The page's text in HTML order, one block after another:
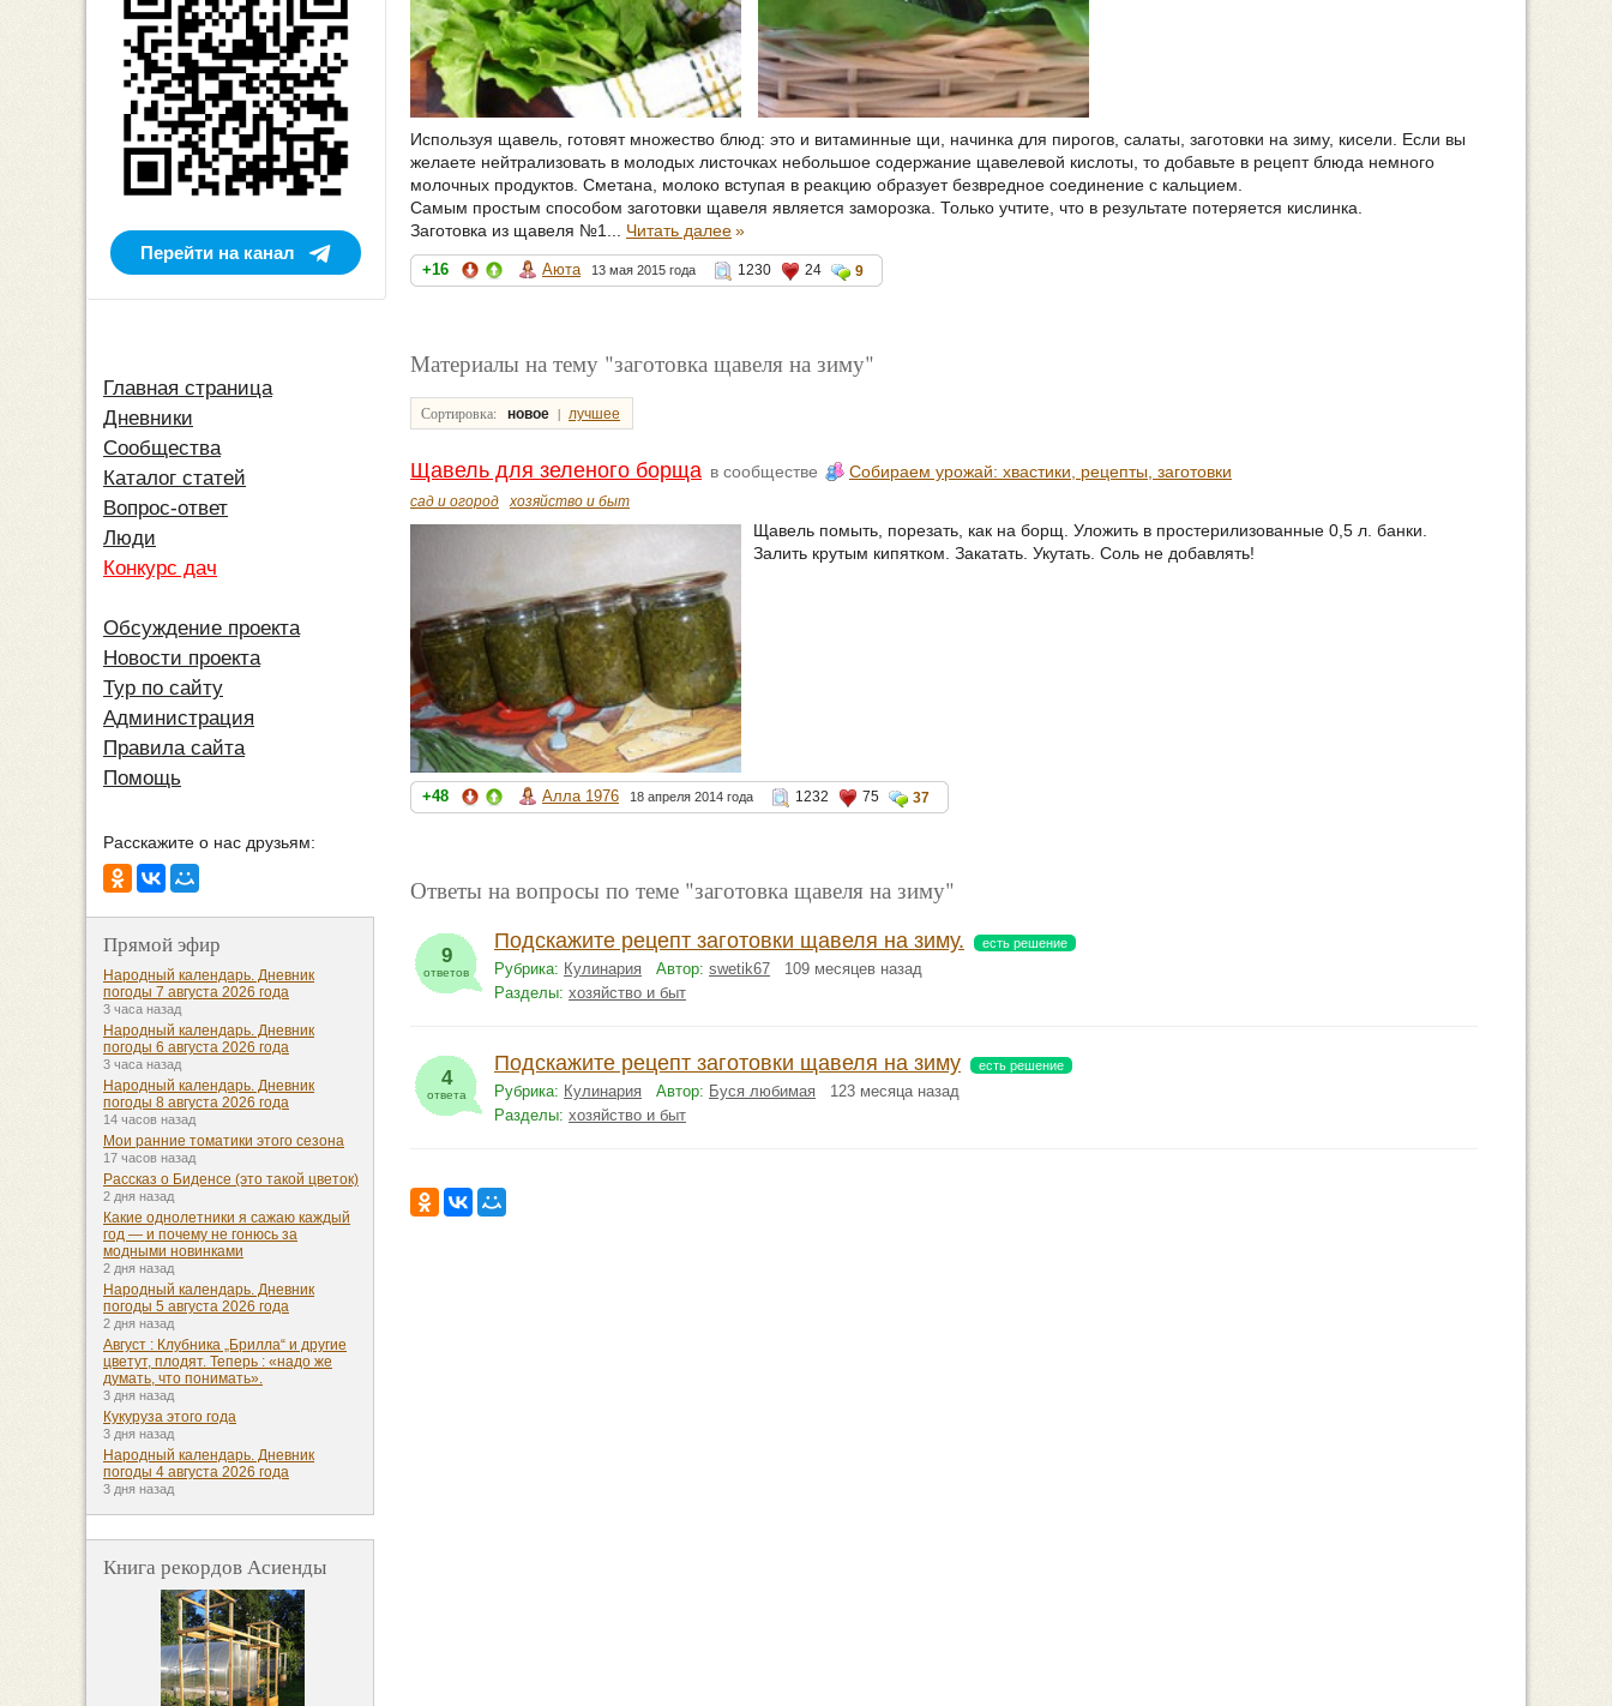
Используя щавель, готовят множество блюд: это и витаминные щи, начинка для пирогов, салаты, заготовки на зиму, кисели. Если вы
желаете нейтрализовать в молодых листочках небольшое содержание щавелевой кислоты, то добавьте в рецепт блюда немного
молочных продуктов. Сметана, молоко вступая в реакцию образует безвредное соединение с кальцием.
Самым простым способом заготовки щавеля является заморозка. Только учтите, что в результате потеряется кислинка.
Заготовка из щавеля №1... Читать далее»
+16 Аюта 13 мая 2015 года 1230 24 9
Материалы на тему "заготовка щавеля на зиму"
Сортировка: новое | лучшее
Щавель для зеленого борща в сообществе Собираем урожай: хвастики, рецепты, заготовки
сад и огород хозяйство и быт
Щавель помыть, порезать, как на борщ. Уложить в простерилизованные 0,5 л. банки.
Залить крутым кипятком. Закатать. Укутать. Соль не добавлять!
+48 Алла 1976 18 апреля 2014 года 1232 75 37
Ответы на вопросы по теме "заготовка щавеля на зиму"
9
ответов
Подскажите рецепт заготовки щавеля на зиму. есть решение
Рубрика: Кулинария Автор: swetik67 109 месяцев назад
Разделы: хозяйство и быт
4
ответа
Подскажите рецепт заготовки щавеля на зиму есть решение
Рубрика: Кулинария Автор: Буся любимая 123 месяца назад
Разделы: хозяйство и быт
Перейти на канал
Главная страница
Дневники
Сообщества
Каталог статей
Вопрос-ответ
Люди
Конкурс дач
Обсуждение проекта
Новости проекта
Тур по сайту
Администрация
Правила сайта
Помощь
Расскажите о нас друзьям:
Прямой эфир
Народный календарь. Дневник
погоды 7 августа 2026 года
3 часа назад
Народный календарь. Дневник
погоды 6 августа 2026 года
3 часа назад
Народный календарь. Дневник
погоды 8 августа 2026 года
14 часов назад
Мои ранние томатики этого сезона
17 часов назад
Рассказ о Биденсе (это такой цветок)
2 дня назад
Какие однолетники я сажаю каждый
год — и почему не гонюсь за
модными новинками
2 дня назад
Народный календарь. Дневник
погоды 5 августа 2026 года
2 дня назад
Август : Клубника „Брилла“ и другие
цветут, плодят. Теперь : «надо же
думать, что понимать».
3 дня назад
Кукуруза этого года
3 дня назад
Народный календарь. Дневник
погоды 4 августа 2026 года
3 дня назад
Книга рекордов Асиенды